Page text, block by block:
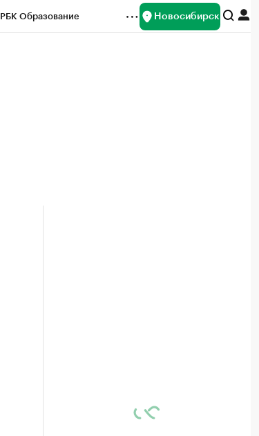
РБК Образование Новосибирск